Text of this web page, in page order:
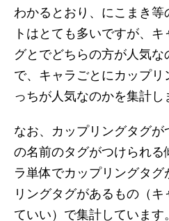
わかるとおり、にこまき
トはとても多いですが、
グとでどちらの方が人気
で、キャラごとにカップ
っちが人気なのかを集計し
なお、カップリングタグ
の名前のタグがつけられる
ラ単体でカップリングタ
リングタグがあるもの（
ていい）で集計していま